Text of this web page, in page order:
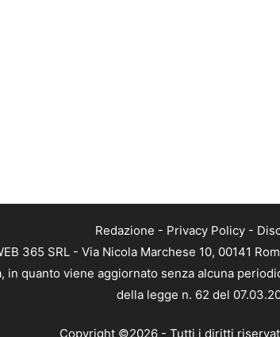
Redazione - Privacy Policy-
365 SRL - Via Nicola Marchese 10, 00141
in quanto viene aggiornato senza alcuna
della legge n. 62 del
Copyright ©2026 - Tutti i diritti